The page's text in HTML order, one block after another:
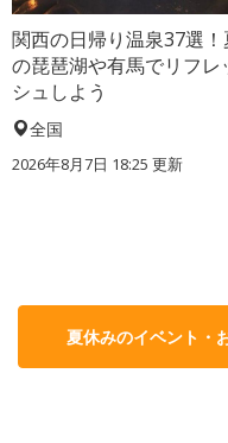
関西の日帰り温泉37選！
の琵琶湖や有馬でリフレ
シュしよう
全国
2026年8月7日 18:25 更新
夏休みのイベント・